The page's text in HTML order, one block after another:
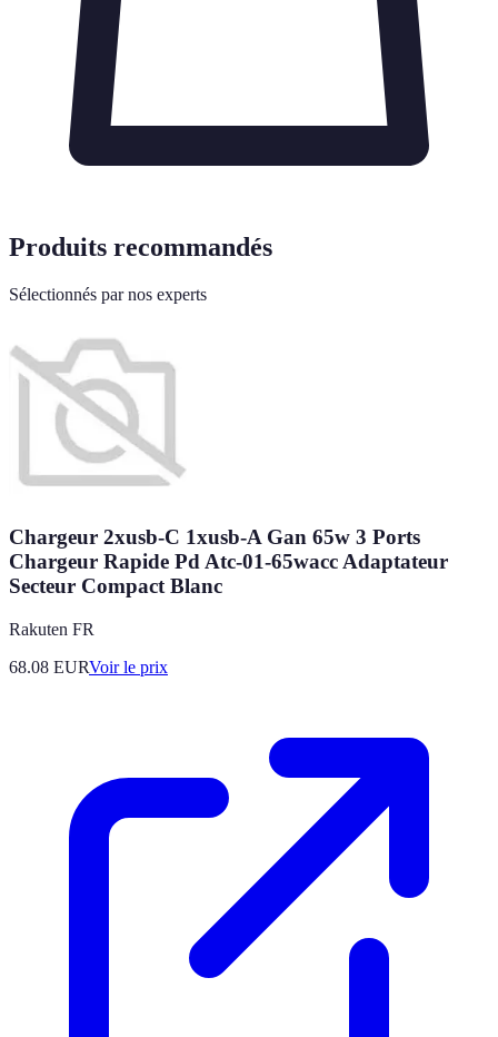
Produits recommandés
Sélectionnés par nos experts
Chargeur 2xusb-C 1xusb-A Gan 65w 3 Ports
Chargeur Rapide Pd Atc-01-65wacc Adaptateur
Secteur Compact Blanc
Rakuten FR
68.08 EURVoir le prix